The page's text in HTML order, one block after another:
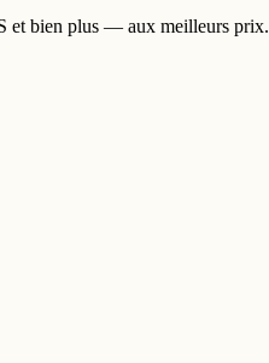
et bien plus — aux meilleurs prix.